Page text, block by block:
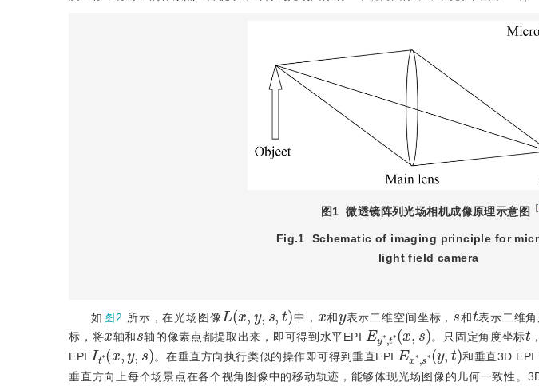
图1 微透镜阵列光场相机成像原理示意图 ［
Fig.1
Schematic of imaging principle for
light field camera
如 图2 所示，在光场图像
L (x
中， 和 表示二维空间坐标， 和
t
表示二维
标，将
x
轴和
s
轴的像素点都提取出来，即可得到水平EPI
Ey*,t*
(x,s)
。只固定角度坐标
t
EPI
It* ( x,y, )
。在垂直方向执行类似的操作即可得到垂直EPI
Ex ,s*
(y,
和垂直3D EPI
垂直方向上每个场景点在各个视角图像中的移动轨迹，能够体现光场图像的几何一致性。